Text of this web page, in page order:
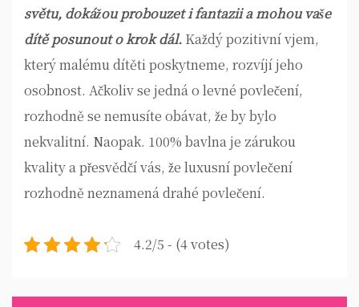
světu, dokážou probouzet i fantazii a mohou vaše
dítě posunout o krok dál. Každý pozitivní vjem,
který malému dítěti poskytneme, rozvíjí jeho
osobnost. Ačkoliv se jedná o levné povlečení,
rozhodně se nemusíte obávat, že by bylo
nekvalitní. Naopak. 100% bavlna je zárukou
kvality a přesvědčí vás, že luxusní povlečení
rozhodně neznamená drahé povlečení.
4.2/5 - (4 votes)